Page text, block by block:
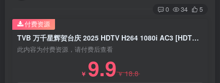
0 34 5
TVB 万千星辉贺台庆 2025 HDTV H264 1080i AC3 [HDTV TS 8.49GB]
此内容为付费资源，请付费后查看
￥ 9.9￥18.8
付费资源